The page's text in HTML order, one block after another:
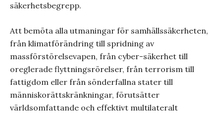
säkerhetsbegrepp.
Att bemöta alla utmaningar för samhällssäkerheten,
från klimatförändring till spridning av
massförstörelsevapen, från cyber-säkerhet till
oreglerade flyttningsrörelser, från terrorism till
fattigdom eller från sönderfallna stater till
människorättskränkningar, förutsätter
världsomfattande och effektivt multilateralt